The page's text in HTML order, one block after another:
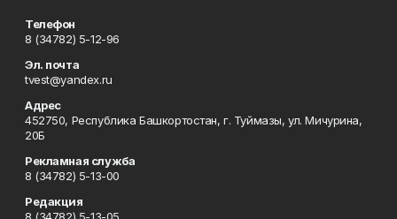
Телефон
8 (34782) 5-12-96
Эл. почта
tvest@yandex.ru
Адрес
452750, Республика Башкортостан, г. Туймазы, ул. Мичурина,
20Б
Рекламная служба
8 (34782) 5-13-00
Редакция